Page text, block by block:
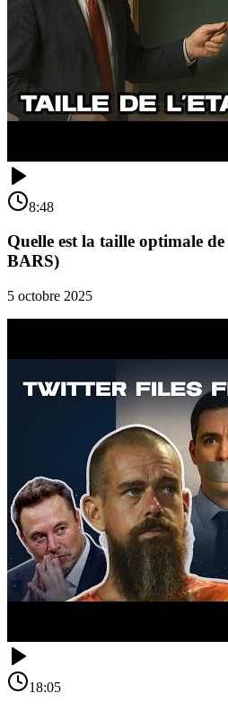
8:48
Quelle est la taille optimale
BARS)
5 octobre 2025
18:05